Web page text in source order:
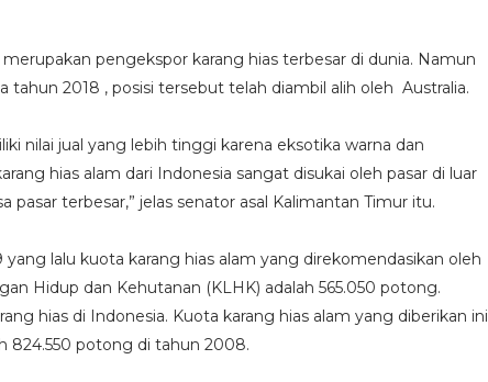
pengekspor karang hias terbesar di dunia. Namun
tahun 2018 , posisi tersebut telah diambil alih oleh Australia.
nilai jual yang lebih tinggi karena eksotika warna dan
hias alam dari Indonesia sangat disukai oleh pasar di luar
terbesar,” jelas senator asal Kalimantan Timur itu.
lalu kuota karang hias alam yang direkomendasikan oleh
Hidup dan Kehutanan (KLHK) adalah 565.050 potong.
hias di Indonesia. Kuota karang hias alam yang diberikan ini
824.550 potong di tahun 2008.